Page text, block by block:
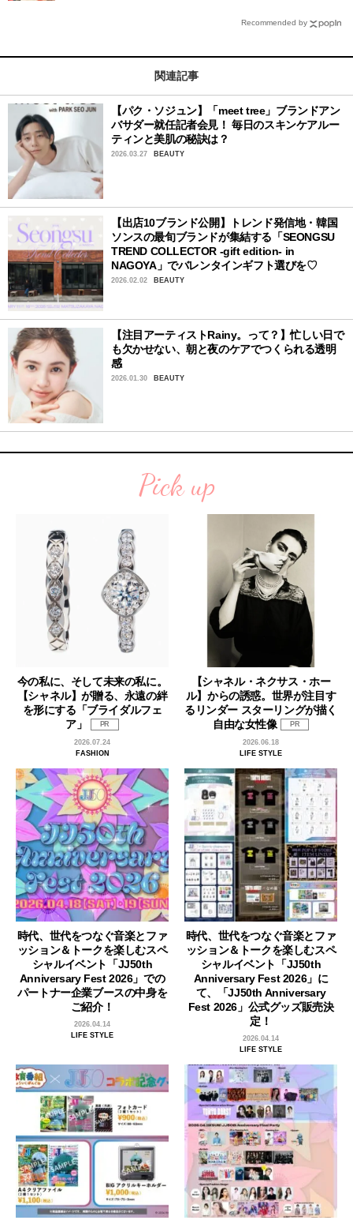
Recommended by
関連記事
【パク・ソジュン】「meet tree」ブランドアン
バサダー就任記者会見！ 毎日のスキンケアルー
ティンと美肌の秘訣は？
2026.03.27 BEAUTY
【出店10ブランド公開】トレンド発信地・韓国
ソンスの最旬ブランドが集結する「SEONGSU
TREND COLLECTOR -gift edition- in
NAGOYA」でバレンタインギフト選びを♡
2026.02.02 BEAUTY
【注目アーティストRainy。って？】忙しい日で
も欠かせない、朝と夜のケアでつくられる透明
感
2026.01.30 BEAUTY
Pick up
今の私に、そして未来の私に。
【シャネル】が贈る、永遠の絆
を形にする「ブライダルフェ
ア」
PR
2026.07.24
FASHION
【シャネル・ネクサス・ホー
ル】からの誘惑。世界が注目す
るリンダー スターリングが描く
自由な女性像
PR
2026.06.18
LIFE STYLE
時代、世代をつなぐ音楽とファ
ッション＆トークを楽しむスペ
シャルイベント「JJ50th
Anniversary Fest 2026」での
パートナー企業ブースの中身を
ご紹介！
2026.04.14
LIFE STYLE
時代、世代をつなぐ音楽とファ
ッション＆トークを楽しむスペ
シャルイベント「JJ50th
Anniversary Fest 2026」に
て、「JJ50th Anniversary
Fest 2026」公式グッズ販売決
定！
2026.04.14
LIFE STYLE